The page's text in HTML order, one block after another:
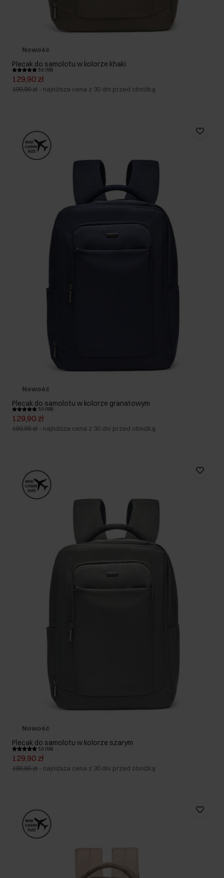
Nowość
Plecak do samolotu w kolorze khaki
5.0 (109)
129,90 zł
199,90 zł - najniższa cena z 30 dni przed obniżką
Nowość
Plecak do samolotu w kolorze granatowym
5.0 (109)
129,90 zł
199,90 zł - najniższa cena z 30 dni przed obniżką
Nowość
Plecak do samolotu w kolorze szarym
5.0 (109)
129,90 zł
199,90 zł - najniższa cena z 30 dni przed obniżką